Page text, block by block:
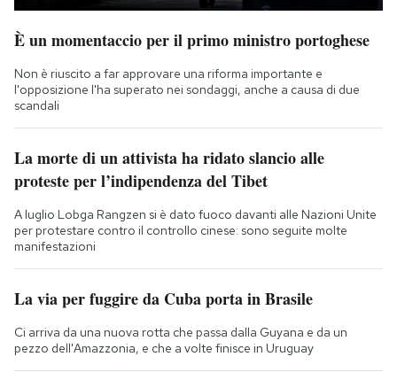
È un momentaccio per il primo ministro portoghese
Non è riuscito a far approvare una riforma importante e
l'opposizione l'ha superato nei sondaggi, anche a causa di due
scandali
La morte di un attivista ha ridato slancio alle
proteste per l’indipendenza del Tibet
A luglio Lobga Rangzen si è dato fuoco davanti alle Nazioni Unite
per protestare contro il controllo cinese: sono seguite molte
manifestazioni
La via per fuggire da Cuba porta in Brasile
Ci arriva da una nuova rotta che passa dalla Guyana e da un
pezzo dell'Amazzonia, e che a volte finisce in Uruguay